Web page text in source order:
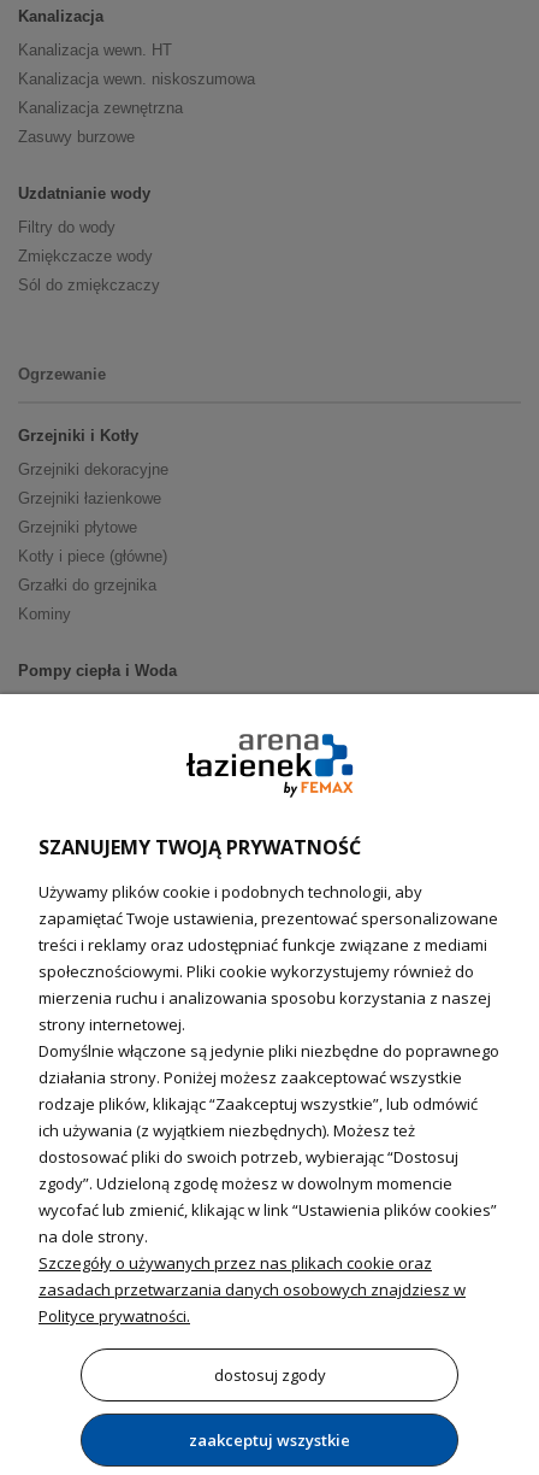
Kanalizacja
Kanalizacja wewn. HT
Kanalizacja wewn. niskoszumowa
Kanalizacja zewnętrzna
Zasuwy burzowe
Uzdatnianie wody
Filtry do wody
Zmiękczacze wody
Sól do zmiękczaczy
Ogrzewanie
Grzejniki i Kotły
Grzejniki dekoracyjne
Grzejniki łazienkowe
Grzejniki płytowe
Kotły i piece (główne)
Grzałki do grzejnika
Kominy
Pompy ciepła i Woda
Ogrzewanie podłogowe (główne)
Technika solarna
Fotowoltanika
Sterowniki i regulatory
Nagrzewnice i kurtyny
Kuchnia i Wentylacja
Kuchnia
Zlewozmywaki
Baterie kuchenne
Młynki do odpadów
Wentylacja i Informacje
Wentylatory
SZANUJEMY TWOJĄ PRYWATNOŚĆ
Używamy plików cookie i podobnych technologii, aby
zapamiętać Twoje ustawienia, prezentować spersonalizowane
treści i reklamy oraz udostępniać funkcje związane z mediami
społecznościowymi. Pliki cookie wykorzystujemy również do
mierzenia ruchu i analizowania sposobu korzystania z naszej
strony internetowej.
Domyślnie włączone są jedynie pliki niezbędne do poprawnego
działania strony. Poniżej możesz zaakceptować wszystkie
rodzaje plików, klikając “Zaakceptuj wszystkie”, lub odmówić
ich używania (z wyjątkiem niezbędnych). Możesz też
dostosować pliki do swoich potrzeb, wybierając “Dostosuj
zgody”. Udzieloną zgodę możesz w dowolnym momencie
wycofać lub zmienić, klikając w link “Ustawienia plików cookies”
na dole strony.
Szczegóły o używanych przez nas plikach cookie oraz
zasadach przetwarzania danych osobowych znajdziesz w
Polityce prywatności.
dostosuj zgody
zaakceptuj wszystkie